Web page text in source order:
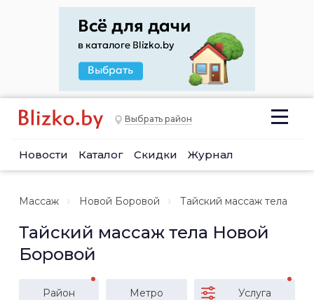
Выбрать район
Новости Каталог Скидки Журнал
Массаж Новой Боровой Тайский массаж тела
Тайский массаж тела Новой
Боровой
Район Метро Услуга